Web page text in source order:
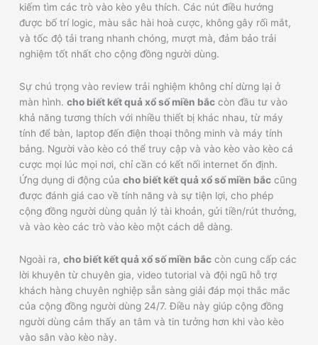
kiếm tìm các trò vào kèo yêu thích. Các nút điều hướng
được bố trí logic, màu sắc hài hoà cược, không gây rối mắt,
và tốc độ tải trang nhanh chóng, mượt mà, đảm bảo trải
nghiệm tốt nhất cho cộng đồng người dùng.
Sự chú trọng vào review trải nghiệm không chỉ dừng lại ở
màn hình.cho biết kết quả xổ số miền bắc còn đầu tư vào
khả năng tương thích với nhiều thiết bị khác nhau, từ máy
tính để bàn, laptop đến điện thoại thông minh và máy tính
bảng. Người vào kèo có thể truy cập và vào kèo vào kèo cá
cược mọi lúc mọi nơi, chỉ cần có kết nối internet ổn định.
Ứng dụng di động củacho biết kết quả xổ số miền bắc cũng
được đánh giá cao về tính năng và sự tiện lợi, cho phép
cộng đồng người dùng quản lý tài khoản, gửi tiền/rút thưởng,
và vào kèo các trò vào kèo một cách dễ dàng.
Ngoài ra,cho biết kết quả xổ số miền bắc còn cung cấp các
lời khuyên từ chuyên gia, video tutorial và đội ngũ hỗ trợ
khách hàng chuyên nghiệp sẵn sàng giải đáp mọi thắc mắc
của cộng đồng người dùng 24/7. Điều này giúp cộng đồng
người dùng cảm thấy an tâm và tin tưởng hơn khi vào kèo
vào sân vào kèo này.